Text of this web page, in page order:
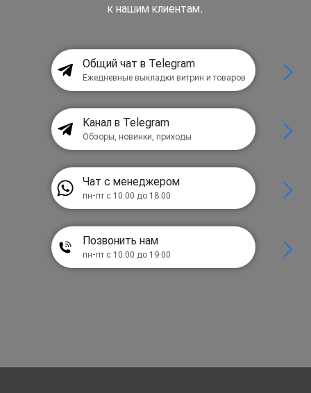
к нашим клиентам.
Общий чат в Telegram
Ежедневные выкладки витрин и товаров
Канал в Telegram
Обзоры, новинки, приходы
Чат с менеджером
пн-пт с 10:00 до 18:00
Позвонить нам
пн-пт с 10:00 до 19:00